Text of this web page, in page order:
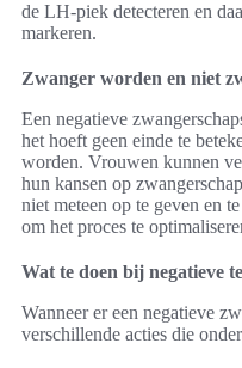
de LH-piek detecteren en
markeren.
Zwanger worden en niet
Een negatieve
het hoeft geen einde te
worden. Vrouwen kunnen
hun kansen op
niet meteen op te geven en
om het proces te
Wat te doen bij negatieve
Wanneer er een negatieve
verschillende acties die